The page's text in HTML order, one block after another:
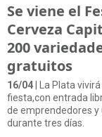
Se viene el
Cerveza
200
gratuitos
16/04 | La Plata
fiesta,con entrada
de emprendedores y
durante tres días.